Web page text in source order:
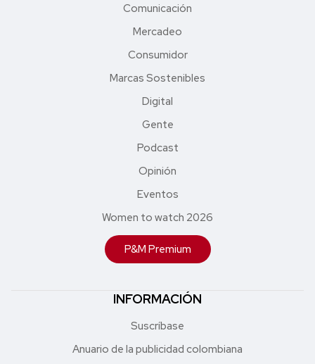
Comunicación
Mercadeo
Consumidor
Marcas Sostenibles
Digital
Gente
Podcast
Opinión
Eventos
Women to watch 2026
P&M Premium
INFORMACIÓN
Suscríbase
Anuario de la publicidad colombiana